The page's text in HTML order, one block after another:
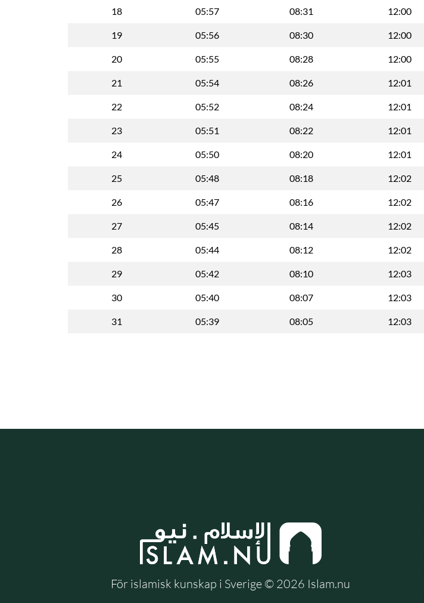
18 05:57 08:31 12:00
19 05:56 08:30 12:00
20 05:55 08:28 12:00
21 05:54 08:26 12:01
22 05:52 08:24 12:01
23 05:51 08:22 12:01
24 05:50 08:20 12:01
25 05:48 08:18 12:02
26 05:47 08:16 12:02
27 05:45 08:14 12:02
28 05:44 08:12 12:02
29 05:42 08:10 12:03
30 05:40 08:07 12:03
31 05:39 08:05 12:03
För islamisk kunskap i Sverige © 2026 Islam.nu